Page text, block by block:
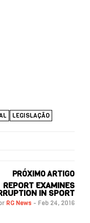
LEGISLAÇÃO
PRÓXIMO ARTIGO
REPORT EXAMINES
IN SPORT
RG News - Feb 24, 2016